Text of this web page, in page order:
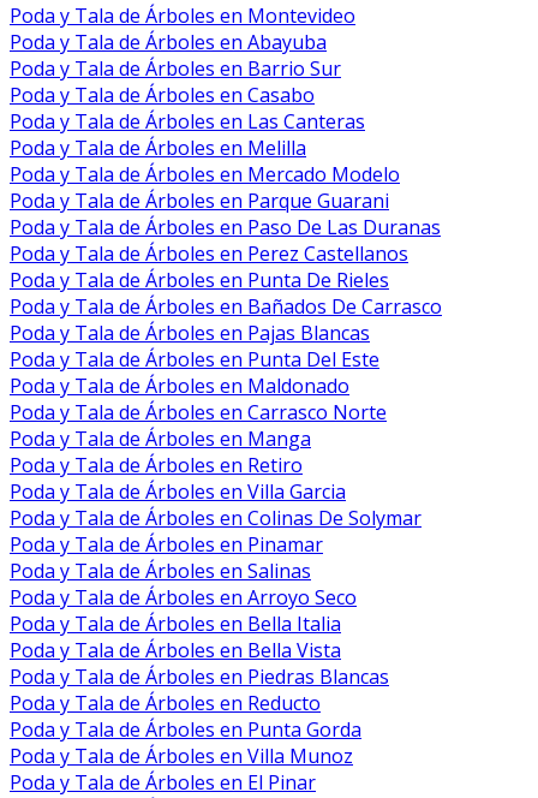
Poda y Tala de Árboles en Montevideo
Poda y Tala de Árboles en Abayuba
Poda y Tala de Árboles en Barrio Sur
Poda y Tala de Árboles en Casabo
Poda y Tala de Árboles en Las Canteras
Poda y Tala de Árboles en Melilla
Poda y Tala de Árboles en Mercado Modelo
Poda y Tala de Árboles en Parque Guarani
Poda y Tala de Árboles en Paso De Las Duranas
Poda y Tala de Árboles en Perez Castellanos
Poda y Tala de Árboles en Punta De Rieles
Poda y Tala de Árboles en Bañados De Carrasco
Poda y Tala de Árboles en Pajas Blancas
Poda y Tala de Árboles en Punta Del Este
Poda y Tala de Árboles en Maldonado
Poda y Tala de Árboles en Carrasco Norte
Poda y Tala de Árboles en Manga
Poda y Tala de Árboles en Retiro
Poda y Tala de Árboles en Villa Garcia
Poda y Tala de Árboles en Colinas De Solymar
Poda y Tala de Árboles en Pinamar
Poda y Tala de Árboles en Salinas
Poda y Tala de Árboles en Arroyo Seco
Poda y Tala de Árboles en Bella Italia
Poda y Tala de Árboles en Bella Vista
Poda y Tala de Árboles en Piedras Blancas
Poda y Tala de Árboles en Reducto
Poda y Tala de Árboles en Punta Gorda
Poda y Tala de Árboles en Villa Munoz
Poda y Tala de Árboles en El Pinar